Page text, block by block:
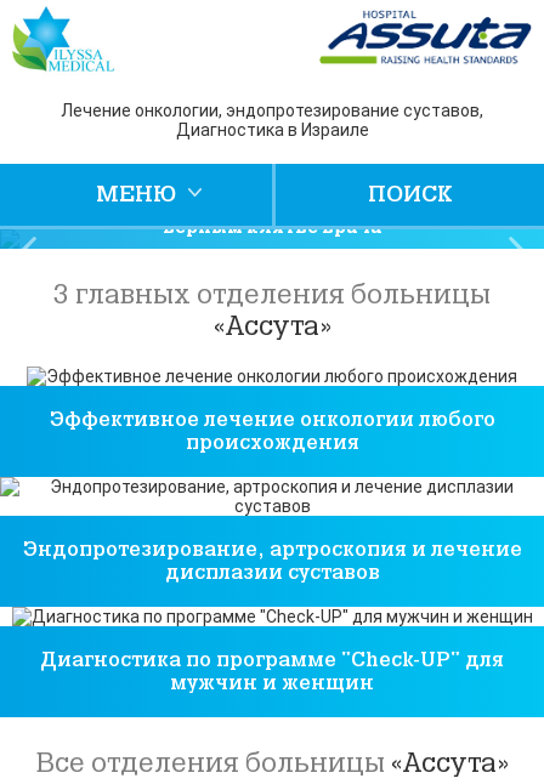
Лечение онкологии, эндопротезирование суставов,
Диагностика в Израиле
ПОИСК
МЕНЮ
Эндопротезирование суставов,
лечение онкологии на любой стадии
и других заболеваний в Израиле.
Обращайтесь к специалистам,
верным клятве врача
3 главных отделения больницы
«Ассута»
Эффективное лечение онкологии любого
происхождения
Эндопротезирование, артроскопия и лечение
дисплазии суставов
Диагностика по программе "Check-UP" для
мужчин и женщин
Все отделения больницы «Ассута»